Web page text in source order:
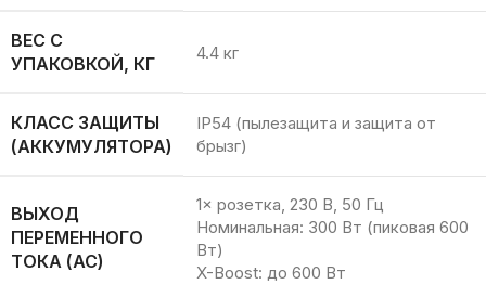
ВЕС С
УПАКОВКОЙ, КГ
4.4 кг
КЛАСС ЗАЩИТЫ
(АККУМУЛЯТОРА)
IP54 (пылезащита и защита от
брызг)
ВЫХОД
ПЕРЕМЕННОГО
ТОКА (AC)
1× розетка, 230 В, 50 Гц
Номинальная: 300 Вт (пиковая 600
Вт)
X-Boost: до 600 Вт